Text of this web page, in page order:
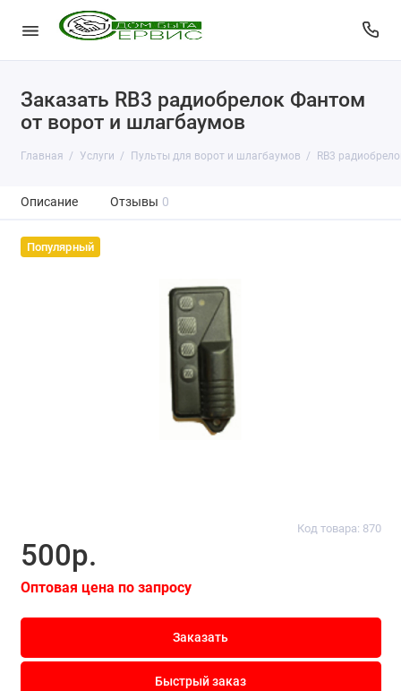
Заказать RB3 радиобрелок Фантом
от ворот и шлагбаумов
Главная Услуги Пульты для ворот и шлагбаумов RB3
Описание Отзывы 0
Популярный
Код товара: 870
500р.
Оптовая цена по запросу
Заказать
Быстрый заказ